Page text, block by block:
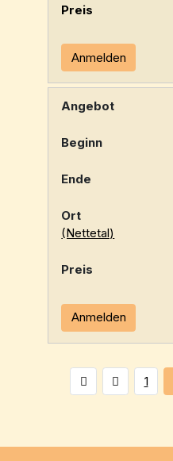
Anmelden
(Nettetal)
Anmelden
1